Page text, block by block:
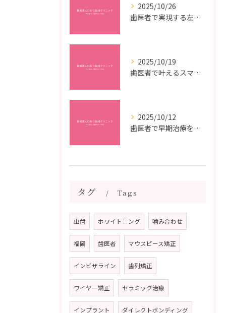
2025/10/26
歯医者で実現する左右対称治療のポイントと矯正治療選びの疑問解決ガイド
2025/10/19
歯医者で叶えるスマイルメイクオーバーなら福岡県福岡市博多区博多駅前の最新矯正治療解説
2025/10/12
歯医者で早期治療を受けるメリットと虫歯悪化を防ぐ最短ステップ
タグ Tags
虫歯 ホワイトニング 噛み合わせ
福岡 歯医者 マウスピース矯正
インビザライン 歯列矯正
ワイヤー矯正 セラミック治療
インプラント ダイレクトボンディング